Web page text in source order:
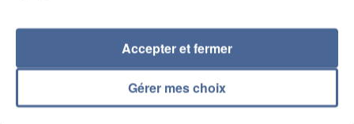
L’UN DES FONDATEURS SUPPOSÉS DE LA DZ
MAFIA INTERPELLÉ EN ALGÉRIE
Gérer mes choix
Accepter et fermer